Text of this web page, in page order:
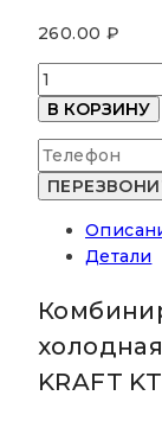
260.00 ₽
Количество
товара
ключ,
холодная
штамповка
V
KT
700510
В КОРЗИНУ
Детали
KRAFT